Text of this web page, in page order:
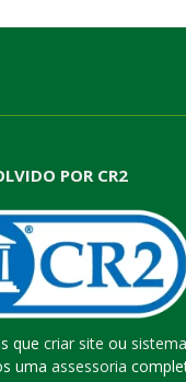
POR CR2
que criar site ou
uma assessoria